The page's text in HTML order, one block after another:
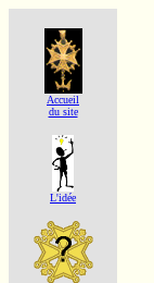
Accueil
du site
L'idée